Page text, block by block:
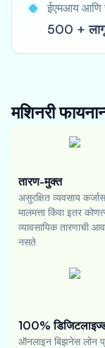
ईएमआय आणि
500 +
मशिनरी
तारण-मुक्त
असुरक्षित व्यवसाय
मालमत्ता किंवा इतर
व्यावसायिक तारणाची
नसते
100%
ऑनलाइन बिझनेस लोन